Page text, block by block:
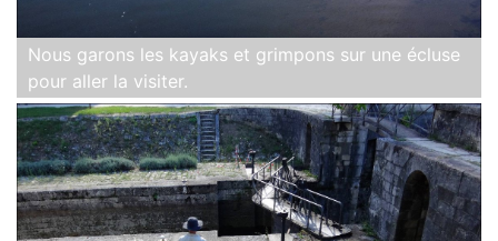
Nous garons les kayaks et grimpons sur une écluse
pour aller la visiter.